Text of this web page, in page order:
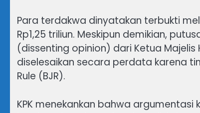
Para terdakwa dinyatakan terbukti
Rp1,25 triliun. Meskipun demikian,
(dissenting opinion) dari Ketua
diselesaikan secara perdata karena
Rule (BJR).
KPK menekankan bahwa